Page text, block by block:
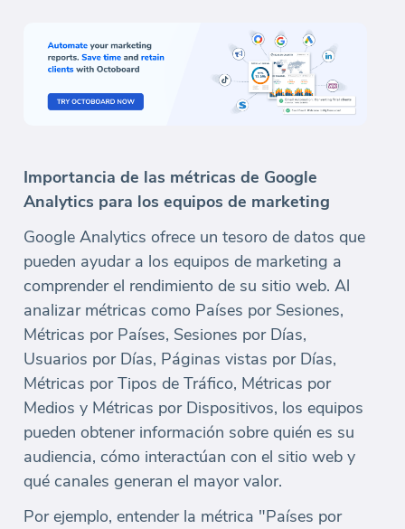
Importancia de las métricas de Google
Analytics para los equipos de marketing
Google Analytics ofrece un tesoro de datos que
pueden ayudar a los equipos de marketing a
comprender el rendimiento de su sitio web. Al
analizar métricas como Países por Sesiones,
Métricas por Países, Sesiones por Días,
Usuarios por Días, Páginas vistas por Días,
Métricas por Tipos de Tráfico, Métricas por
Medios y Métricas por Dispositivos, los equipos
pueden obtener información sobre quién es su
audiencia, cómo interactúan con el sitio web y
qué canales generan el mayor valor.
Por ejemplo, entender la métrica "Países por